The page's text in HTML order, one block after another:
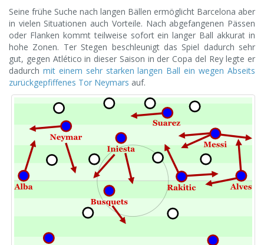
Seine frühe Suche nach langen Bällen ermöglicht Barcelona aber
in vielen Situationen auch Vorteile. Nach abgefangenen Pässen
oder Flanken kommt teilweise sofort ein langer Ball akkurat in
hohe Zonen. Ter Stegen beschleunigt das Spiel dadurch sehr
gut, gegen Atlético in dieser Saison in der Copa del Rey legte er
dadurch mit einem sehr starken langen Ball ein wegen Abseits
zurückgepfiffenes Tor Neymars auf.